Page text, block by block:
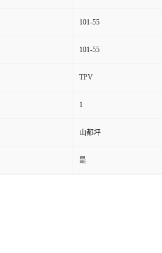
101-55
101-55
TPV
1
山都坪
是